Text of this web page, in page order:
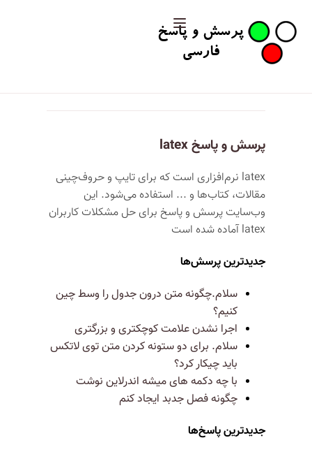
پرسش و پاسخ latex
latex نرم‌افزاری است که برای تایپ و حروف‌چینی
مقالات، کتاب‌ها و ... استفاده می‌شود. این
وب‌سایت پرسش و پاسخ برای حل مشکلات کاربران
latex آماده شده است
جدیدترین پرسش‌ها
سلام.چگونه متن درون جدول را وسط چین
کنیم؟
اجرا نشدن علامت کوچکتری و بزرگتری
سلام. برای دو ستونه کردن متن توی لاتکس
باید چیکار کرد؟
با چه دکمه های میشه اندرلاین نوشت
چگونه فصل جدبد ایجاد کنم
جدیدترین پاسخ‌ها